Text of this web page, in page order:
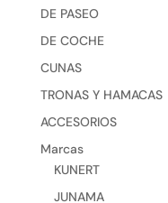
DE PASEO
DE COCHE
CUNAS
TRONAS Y HAMACAS
ACCESORIOS
Marcas
KUNERT
JUNAMA